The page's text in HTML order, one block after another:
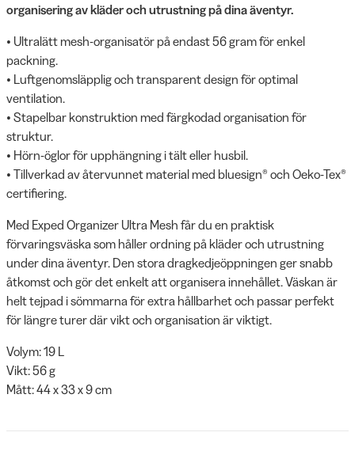
organisering av kläder och utrustning på dina äventyr.
• Ultralätt mesh-organisatör på endast 56 gram för enkel
packning.
• Luftgenomsläpplig och transparent design för optimal
ventilation.
• Stapelbar konstruktion med färgkodad organisation för
struktur.
• Hörn-öglor för upphängning i tält eller husbil.
• Tillverkad av återvunnet material med bluesign® och Oeko-Tex®
certifiering.
Med Exped Organizer Ultra Mesh får du en praktisk
förvaringsväska som håller ordning på kläder och utrustning
under dina äventyr. Den stora dragkedjeöppningen ger snabb
åtkomst och gör det enkelt att organisera innehållet. Väskan är
helt tejpad i sömmarna för extra hållbarhet och passar perfekt
för längre turer där vikt och organisation är viktigt.
Volym: 19 L
Vikt: 56 g
Mått: 44 x 33 x 9 cm